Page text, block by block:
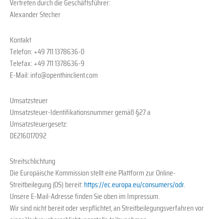
Vertreten durch die Geschäftsführer:
Alexander Stecher
Kontakt
Telefon: +49 711 1378636-0
Telefax: +49 711 1378636-9
E-Mail: info@openthinclient.com
Umsatzsteuer
Umsatzsteuer-Identifikationsnummer gemäß §27 a
Umsatzsteuergesetz:
DE216017092
Streitschlichtung
Die Europäische Kommission stellt eine Plattform zur Online-
Streitbeilegung (OS) bereit:https://ec.europa.eu/consumers/odr.
Unsere E-Mail-Adresse finden Sie oben im Impressum.
Wir sind nicht bereit oder verpflichtet, an Streitbeilegungsverfahren vor